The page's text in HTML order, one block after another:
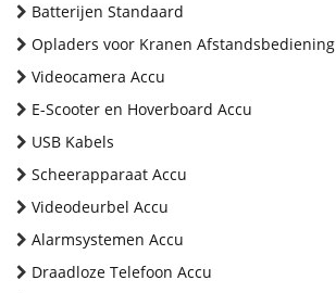
Batterijen Standaard
Opladers voor Kranen Afstandsbediening
Videocamera Accu
E-Scooter en Hoverboard Accu
USB Kabels
Scheerapparaat Accu
Videodeurbel Accu
Alarmsystemen Accu
Draadloze Telefoon Accu